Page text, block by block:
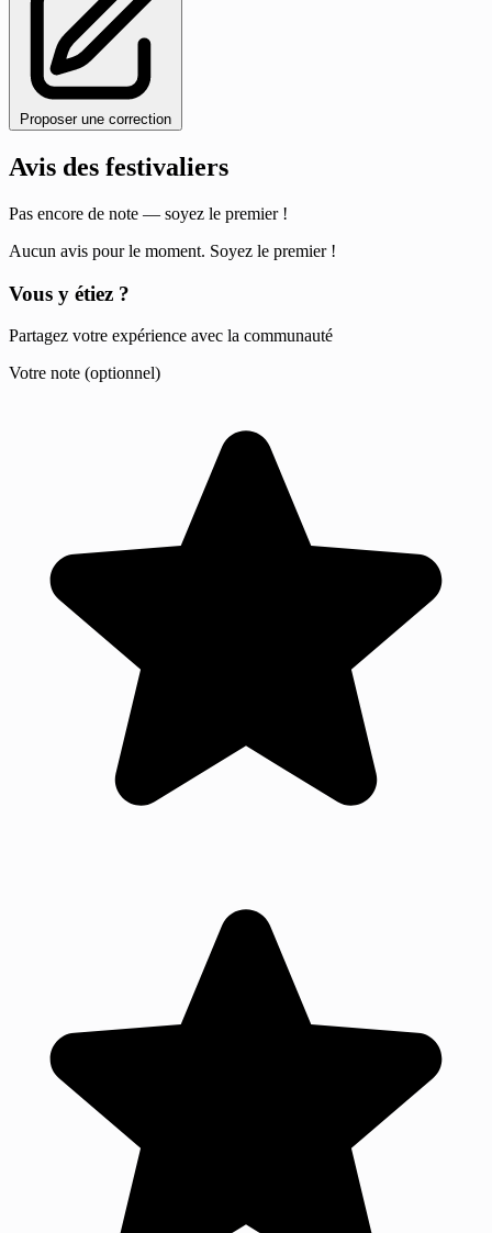
Proposer une correction
Avis des festivaliers
Pas encore de note — soyez le premier !
Aucun avis pour le moment. Soyez le premier !
Vous y étiez ?
Partagez votre expérience avec la communauté
Votre note (optionnel)